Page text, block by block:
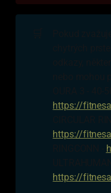
https://
https://
https://